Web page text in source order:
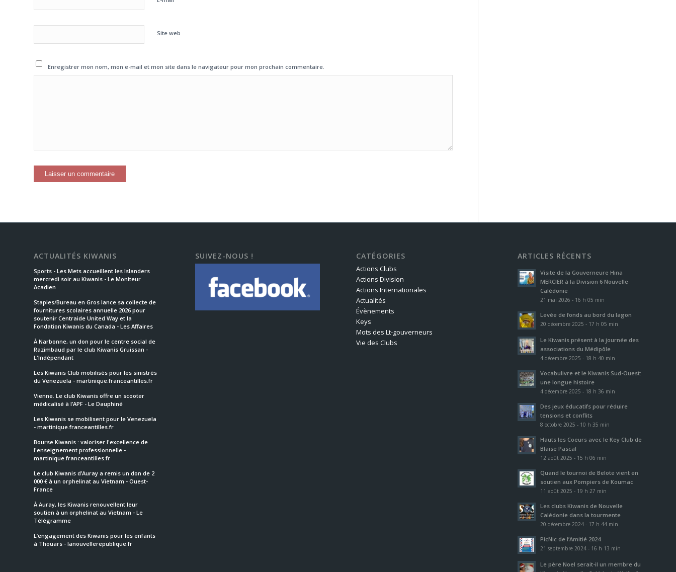
Site web
Enregistrer mon nom, mon e-mail et mon site dans le navigateur pour mon prochain commentaire.
ACTUALITÉS KIWANIS
Sports - Les Mets accueillent les Islanders
mercredi soir au Kiwanis - Le Moniteur
Acadien
Staples/Bureau en Gros lance sa collecte de
fournitures scolaires annuelle 2026 pour
soutenir Centraide United Way et la
Fondation Kiwanis du Canada - Les Affaires
À Narbonne, un don pour le centre social de
Razimbaud par le club Kiwanis Gruissan -
L'Indépendant
Les Kiwanis Club mobilisés pour les sinistrés
du Venezuela - martinique.franceantilles.fr
Vienne. Le club Kiwanis offre un scooter
médicalisé à l’APF - Le Dauphiné
Les Kiwanis se mobilisent pour le Venezuela
- martinique.franceantilles.fr
Bourse Kiwanis : valoriser l'excellence de
l'enseignement professionnelle -
martinique.franceantilles.fr
Le club Kiwanis d’Auray a remis un don de 2
000 € à un orphelinat au Vietnam - Ouest-
France
À Auray, les Kiwanis renouvellent leur
soutien à un orphelinat au Vietnam - Le
Télégramme
L’engagement des Kiwanis pour les enfants
à Thouars - lanouvellerepublique.fr
SUIVEZ-NOUS ! CATÉGORIES
Actions Clubs
Actions Division
Actions Internationales
Actualités
Évènements
Keys
Mots des Lt-gouverneurs
Vie des Clubs
ARTICLES RÉCENTS
Visite de la Gouverneure Hina
MERCIER à la Division 6 Nouvelle
Calédonie
21 mai 2026 - 16 h 05 min
Levée de fonds au bord du lagon
20 décembre 2025 - 17 h 05 min
Le Kiwanis présent à la journée des
associations du Médipôle
4 décembre 2025 - 18 h 40 min
Vocabulivre et le Kiwanis Sud-Ouest:
une longue histoire
4 décembre 2025 - 18 h 36 min
Des jeux éducatifs pour réduire
tensions et conflits
8 octobre 2025 - 10 h 35 min
Hauts les Coeurs avec le Key Club de
Blaise Pascal
12 août 2025 - 15 h 06 min
Quand le tournoi de Belote vient en
soutien aux Pompiers de Koumac
11 août 2025 - 19 h 27 min
Les clubs Kiwanis de Nouvelle
Calédonie dans la tourmente
20 décembre 2024 - 17 h 44 min
PicNic de l’Amitié 2024
21 septembre 2024 - 16 h 13 min
Le père Noel serait-il un membre du